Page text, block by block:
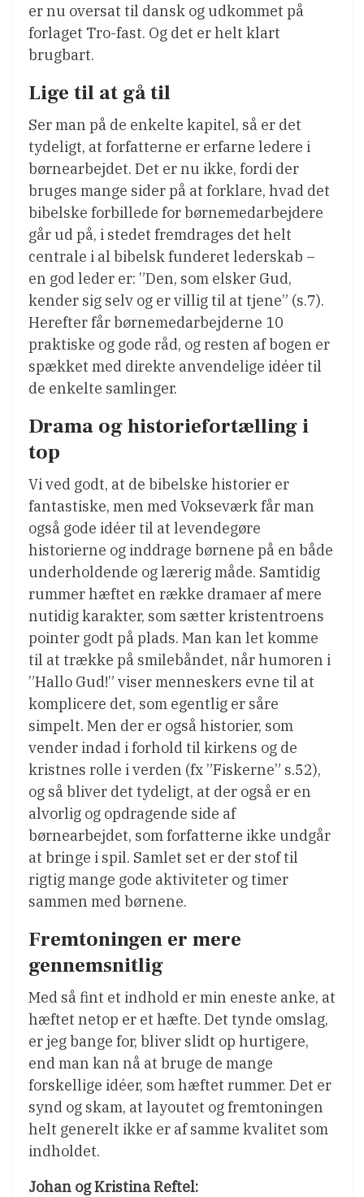
er nu oversat til dansk og udkommet på
forlaget Tro-fast. Og det er helt klart
brugbart.
Lige til at gå til
Ser man på de enkelte kapitel, så er det
tydeligt, at forfatterne er erfarne ledere i
børnearbejdet. Det er nu ikke, fordi der
bruges mange sider på at forklare, hvad det
bibelske forbillede for børnemedarbejdere
går ud på, i stedet fremdrages det helt
centrale i al bibelsk funderet lederskab –
en god leder er: ”Den, som elsker Gud,
kender sig selv og er villig til at tjene” (s.7).
Herefter får børnemedarbejderne 10
praktiske og gode råd, og resten af bogen er
spækket med direkte anvendelige idéer til
de enkelte samlinger.
Drama og historiefortælling i
top
Vi ved godt, at de bibelske historier er
fantastiske, men med Vokseværk får man
også gode idéer til at levendegøre
historierne og inddrage børnene på en både
underholdende og lærerig måde. Samtidig
rummer hæftet en række dramaer af mere
nutidig karakter, som sætter kristentroens
pointer godt på plads. Man kan let komme
til at trække på smilebåndet, når humoren i
”Hallo Gud!” viser menneskers evne til at
komplicere det, som egentlig er såre
simpelt. Men der er også historier, som
vender indad i forhold til kirkens og de
kristnes rolle i verden (fx ”Fiskerne” s.52),
og så bliver det tydeligt, at der også er en
alvorlig og opdragende side af
børnearbejdet, som forfatterne ikke undgår
at bringe i spil. Samlet set er der stof til
rigtig mange gode aktiviteter og timer
sammen med børnene.
Fremtoningen er mere
gennemsnitlig
Med så fint et indhold er min eneste anke, at
hæftet netop er et hæfte. Det tynde omslag,
er jeg bange for, bliver slidt op hurtigere,
end man kan nå at bruge de mange
forskellige idéer, som hæftet rummer. Det er
synd og skam, at layoutet og fremtoningen
helt generelt ikke er af samme kvalitet som
indholdet.
Johan og Kristina Reftel: